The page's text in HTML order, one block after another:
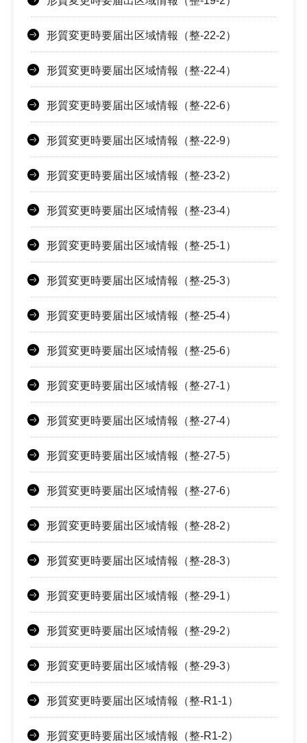
形質変更時要届出区域情報（整-22-2）
形質変更時要届出区域情報（整-22-4）
形質変更時要届出区域情報（整-22-6）
形質変更時要届出区域情報（整-22-9）
形質変更時要届出区域情報（整-23-2）
形質変更時要届出区域情報（整-23-4）
形質変更時要届出区域情報（整-25-1）
形質変更時要届出区域情報（整-25-3）
形質変更時要届出区域情報（整-25-4）
形質変更時要届出区域情報（整-25-6）
形質変更時要届出区域情報（整-27-1）
形質変更時要届出区域情報（整-27-4）
形質変更時要届出区域情報（整-27-5）
形質変更時要届出区域情報（整-27-6）
形質変更時要届出区域情報（整-28-2）
形質変更時要届出区域情報（整-28-3）
形質変更時要届出区域情報（整-29-1）
形質変更時要届出区域情報（整-29-2）
形質変更時要届出区域情報（整-29-3）
形質変更時要届出区域情報（整-R1-1）
形質変更時要届出区域情報（整-R1-2）